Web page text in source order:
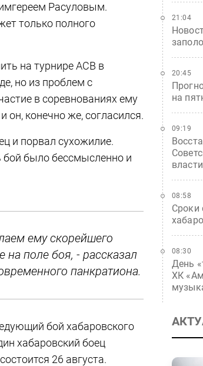
Расуловым.
только полного
на турнире АСВ в
но из проблем с
в соревнованиях ему
он, конечно же, согласился.
и порвал сухожилие.
бой было бессмысленно и
ему скорейшего
поле боя, - рассказал
панкратиона.
бой хабаровского
хабаровский боец
26 августа.
21:04
на
20:45
власти
09:19
Сроки
08:58
День
ХК
08:30